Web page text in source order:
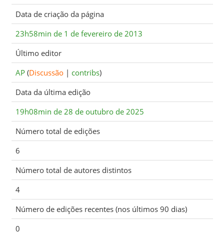
Data de criação da página
23h58min de 1 de fevereiro de 2013
Último editor
AP (Discussão| contribs)
Data da última edição
19h08min de 28 de outubro de 2025
Número total de edições
6
Número total de autores distintos
4
Número de edições recentes (nos últimos 90 dias)
0